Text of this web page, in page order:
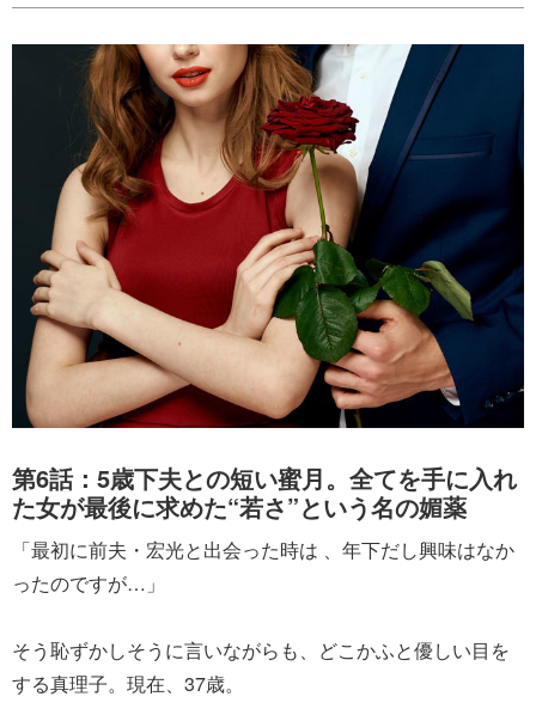
第6話：5歳下夫との短い蜜月。全てを手に入れ
た女が最後に求めた“若さ”という名の媚薬
「最初に前夫・宏光と出会った時は 、年下だし興味はなか
ったのですが…」
そう恥ずかしそうに言いながらも、どこかふと優しい目を
する真理子。現在、37歳。